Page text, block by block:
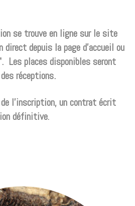
se trouve en ligne sur le site
depuis la page d'accueil ou
Les places disponibles seront
réceptions.
l'inscription, un contrat écrit
définitive.